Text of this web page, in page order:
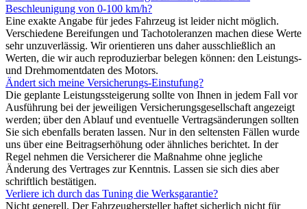
Beschleunigung von 0-100 km/h?
Eine exakte Angabe für jedes Fahrzeug ist leider nicht möglich.
Verschiedene Bereifungen und Tachotoleranzen machen diese Werte
sehr unzuverlässig. Wir orientieren uns daher ausschließlich an
Werten, die wir auch reproduzierbar belegen können: den Leistungs-
und Drehmomentdaten des Motors.
Ändert sich meine Versicherungs-Einstufung?
Die geplante Leistungssteigerung sollte von Ihnen in jedem Fall vor
Ausführung bei der jeweiligen Versicherungsgesellschaft angezeigt
werden; über den Ablauf und eventuelle Vertragsänderungen sollten
Sie sich ebenfalls beraten lassen. Nur in den seltensten Fällen wurde
uns über eine Beitragserhöhung oder ähnliches berichtet. In der
Regel nehmen die Versicherer die Maßnahme ohne jegliche
Änderung des Vertrages zur Kenntnis. Lassen sie sich dies aber
schriftlich bestätigen.
Verliere ich durch das Tuning die Werksgarantie?
Nicht generell. Der Fahrzeughersteller haftet sicherlich nicht für